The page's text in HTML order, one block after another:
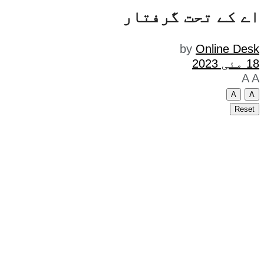
اے کے تحت گرفتار
by Online Desk
18 مئی 2023
A A
A
A
Reset